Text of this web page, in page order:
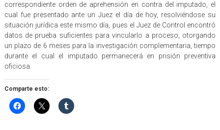
correspondiente orden de aprehensión en contra del imputado, el
cual fue presentado ante un Juez el día de hoy, resolviéndose su
situación jurídica este mismo día, pues el Juez de Control encontró
datos de prueba suficientes para vincularlo a proceso, otorgando
un plazo de 6 meses para la investigación complementaria, tiempo
durante el cual el imputado permanecerá en prisión preventiva
oficiosa.
Comparte esto: